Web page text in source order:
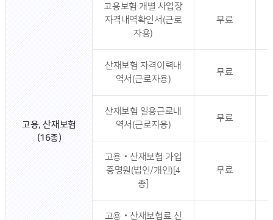
고용, 산재보험
(16종)
고용보험 개별 사업장
자격내역확인서(근로
자용)
무료
산재보험 자격이력내
역서(근로자용)
무료
산재보험 일용근로내
역서(근로자용)
무료
고용‧산재보험 가입
증명원(법인/개인)[4
종]
무료
고용‧산재보험료 신